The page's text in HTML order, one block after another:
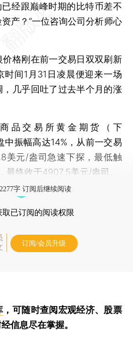
经跟巅峰时期的比特币差不
产？”一位咨询公司分析师心
格刚在前一交易日双双刷新
时间1月31日凌晨便迎来一场
几乎回吐了过去半个月的涨
交易所黄金期货（下
中振幅高达14%，从前一交易
美元/盎司急速下探，最低触
最终收于4907.5美元/盎司。
字 订阅后继续阅读
取已订阅的阅读权限
订阅/会员升级
，可随时查阅宏观经济、股票
信息尽在掌握。